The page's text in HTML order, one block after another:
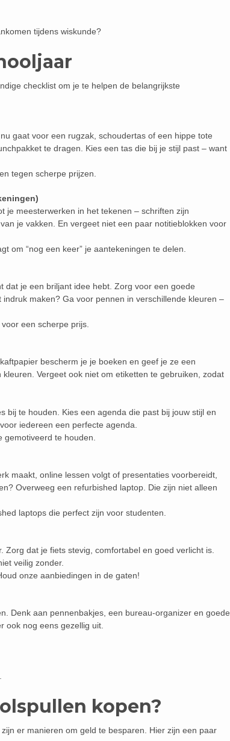
tijdens wiskunde?
checklist om je te helpen de belangrijkste
gaat voor een rugzak, schoudertas of een hippe tote
te dragen. Kies een tas die bij je stijl past – want
tegen scherpe prijzen.
je meesterwerken in het tekenen – schriften zijn
je vakken. En vergeet niet een paar notitieblokken voor
om “nog een keer” je aantekeningen te delen.
dat je een briljant idee hebt. Zorg voor een goede
maken? Ga voor pennen in verschillende kleuren –
een scherpe prijs.
bescherm je je boeken en geef je ze een
Vergeet ook niet om etiketten te gebruiken, zodat
bij te houden. Kies een agenda die past bij jouw stijl en
iedereen een perfecte agenda.
gemotiveerd te houden.
maakt, online lessen volgt of presentaties voorbereidt,
Overweeg een refurbished laptop. Die zijn niet alleen
laptops die perfect zijn voor studenten.
dat je fiets stevig, comfortabel en goed verlicht is.
veilig zonder.
onze aanbiedingen in de gaten!
Denk aan pennenbakjes, een bureau-organizer en goede
ook nog eens gezellig uit.
kopen?
er manieren om geld te besparen. Hier zijn een paar